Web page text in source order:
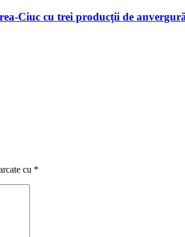
Ciuc cu trei producţii de
cu *